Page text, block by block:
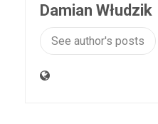
Damian Włudzik
See author's posts